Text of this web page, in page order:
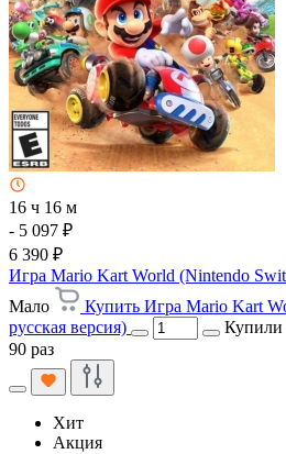
16 ч 16 м
- 5 097 ₽
6 390 ₽
Игра Mario Kart World (Nintendo
Мало
Купить Игра Mario Kart
русская версия)
Купили
90 раз
Хит
Акция